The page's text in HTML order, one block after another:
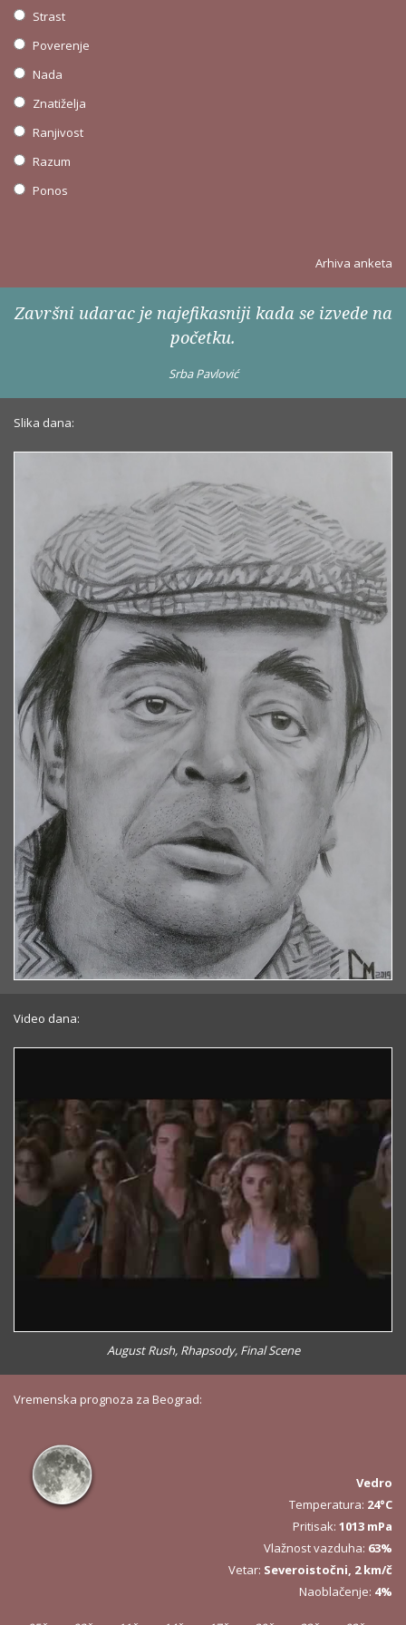
Strast
Poverenje
Nada
Znatiželja
Ranjivost
Razum
Ponos
Arhiva anketa
Završni udarac je najefikasniji kada se izvede na
početku.
Srba Pavlović
Slika dana:
Video dana:
August Rush, Rhapsody, Final Scene
Vremenska prognoza za Beograd:
Vedro
Temperatura: 24°C
Pritisak: 1013 mPa
Vlažnost vazduha: 63%
Vetar: Severoistočni, 2 km/č
Naoblačenje: 4%